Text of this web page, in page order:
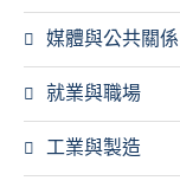
媒體與公共關係
就業與職場
工業與製造